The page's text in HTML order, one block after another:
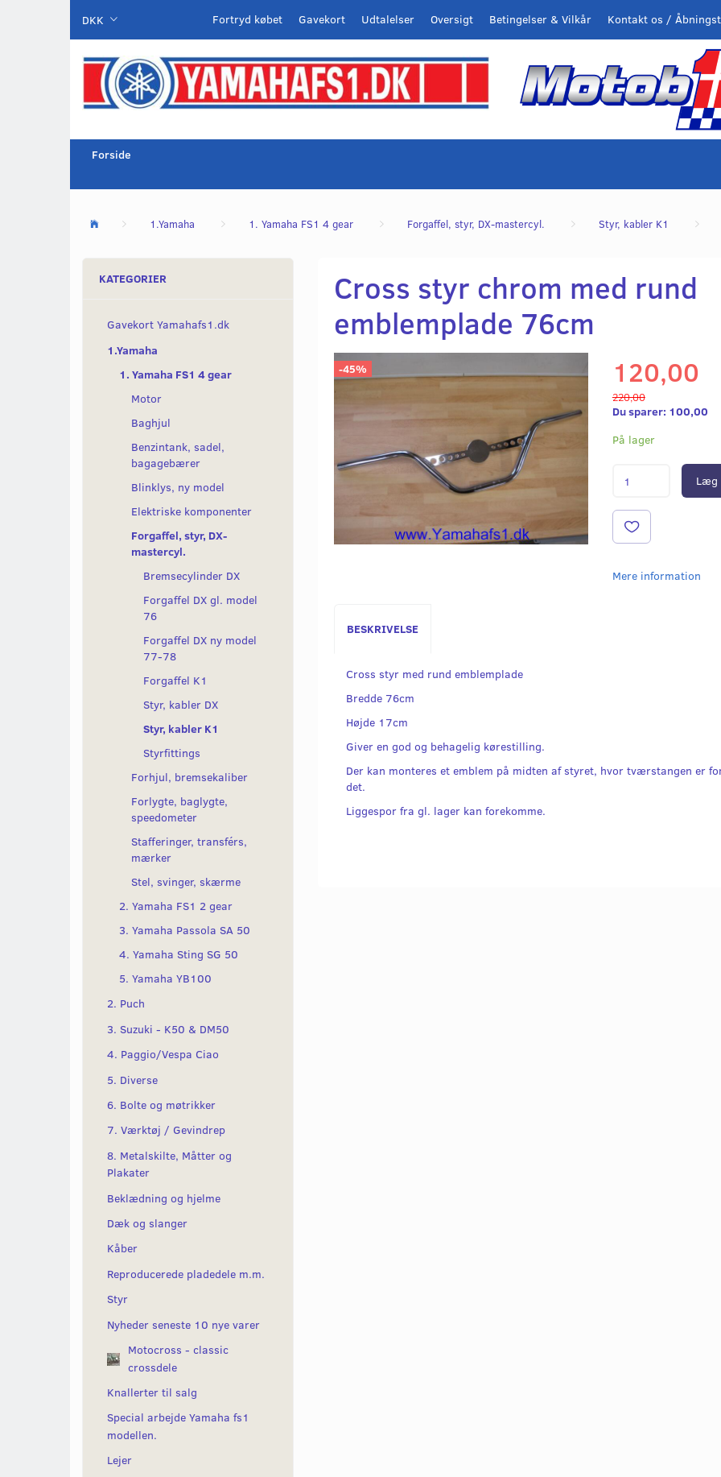
DKK Kontakt os /
Betingelser & Vilkår
Oversigt
Udtalelser
Gavekort
Fortryd købet
Forside
1.Yamaha 1. Yamaha FS1 4 gear Forgaffel, styr, DX-mastercyl. Styr, kabler K1
KATEGORIER
Gavekort Yamahafs1.dk
1.Yamaha
1. Yamaha FS1 4 gear
Motor
Baghjul
Benzintank, sadel,
bagagebærer
Blinklys, ny model
Elektriske komponenter
Forgaffel, styr, DX-
mastercyl.
Bremsecylinder DX
Forgaffel DX gl. model
76
Forgaffel DX ny model
77-78
Forgaffel K1
Styr, kabler DX
Styr, kabler K1
Styrfittings
Forhjul, bremsekaliber
Forlygte, baglygte,
speedometer
Stafferinger, transférs,
mærker
Stel, svinger, skærme
2. Yamaha FS1 2 gear
3. Yamaha Passola SA 50
4. Yamaha Sting SG 50
5. Yamaha YB100
2. Puch
3. Suzuki - K50 & DM50
4. Paggio/Vespa Ciao
5. Diverse
6. Bolte og møtrikker
7. Værktøj / Gevindrep
8. Metalskilte, Måtter og
Plakater
Beklædning og hjelme
Dæk og slanger
Kåber
Reproducerede pladedele m.m.
Styr
Nyheder seneste 10 nye varer
Motocross - classic
crossdele
Knallerter til salg
Special arbejde Yamaha fs1
modellen.
Lejer
Cross styr chrom med rund
emblemplade 76cm
-45% 120,00
220,00
Du sparer: 100,00
På lager
Læg
Mere information
BESKRIVELSE
Cross styr med rund emblemplade
Bredde 76cm
Højde 17cm
Giver en god og behagelig kørestilling.
Der kan monteres et emblem på midten af styret, hvor tværstangen er
det.
Liggespor fra gl. lager kan forekomme.